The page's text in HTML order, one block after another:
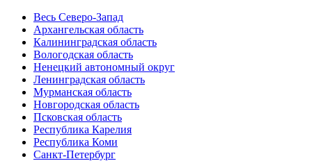
Весь Северо-Запад
Архангельская область
Калининградская область
Вологодская область
Ненецкий автономный округ
Ленинградская область
Мурманская область
Новгородская область
Псковская область
Республика Карелия
Республика Коми
Санкт-Петербург